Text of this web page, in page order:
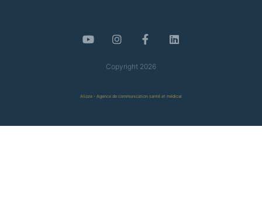
Copyright 2026
Alioze - Agence de communication santé et médical